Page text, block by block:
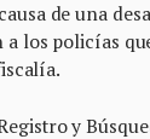
de una
los policías
y